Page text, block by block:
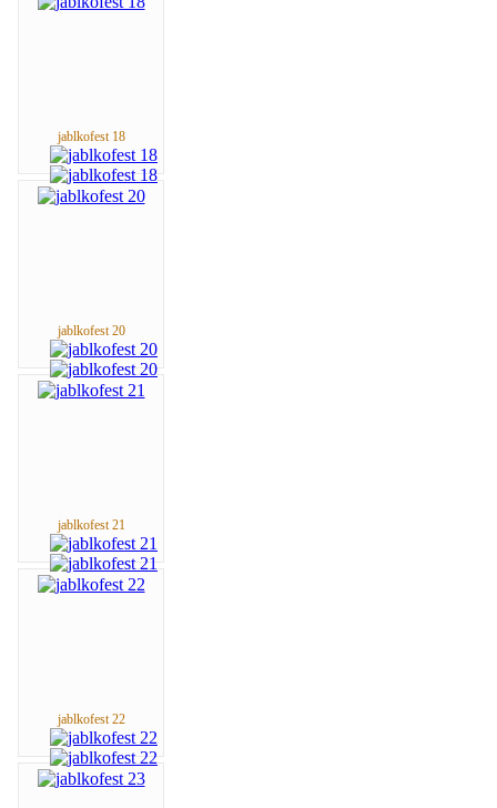
jablkofest 18
jablkofest 20
jablkofest 21
jablkofest 22